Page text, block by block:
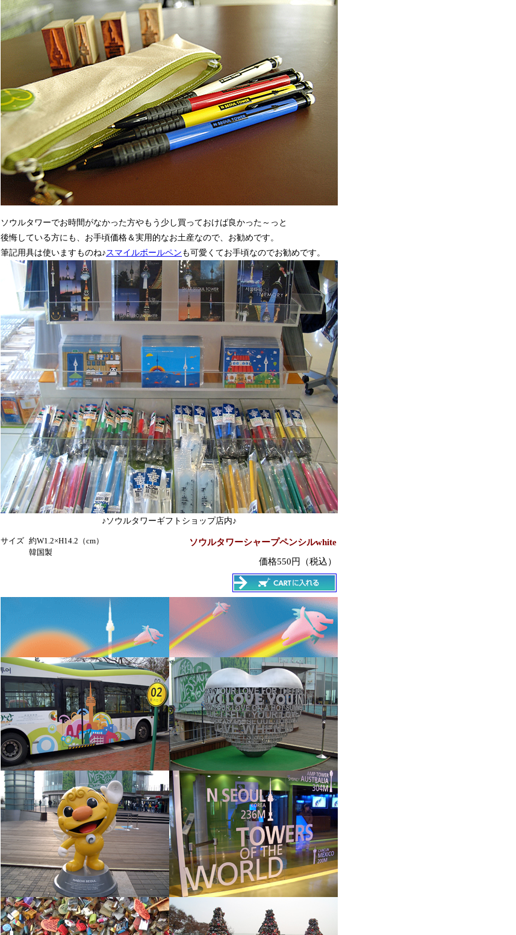
ソウルタワーでお時間がなかった方やもう少し買っておけば良かった～っと
後悔している方にも、お手頃価格＆実用的なお土産なので、お勧めです。
筆記用具は使いますものね♪スマイルボールペン も可愛くてお手頃なのでお勧めです。
♪ソウルタワーギフトショップ店内♪
サイズ 約W1.2×H14.2（cm）
韓国製
ソウルタワーシャープペンシルwhite
価格550円（税込）